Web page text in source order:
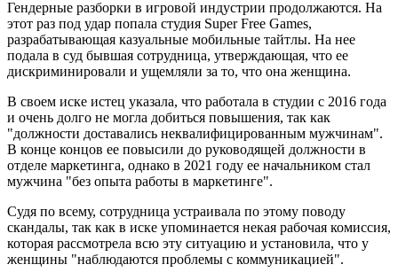
Гендерные разборки в игровой индустрии продолжаются. На
этот раз под удар попала студия Super Free Games,
разрабатывающая казуальные мобильные тайтлы. На нее
подала в суд бывшая сотрудница, утверждающая, что ее
дискриминировали и ущемляли за то, что она женщина.
В своем иске истец указала, что работала в студии с 2016 года
и очень долго не могла добиться повышения, так как
"должности доставались неквалифицированным мужчинам".
В конце концов ее повысили до руководящей должности в
отделе маркетинга, однако в 2021 году ее начальником стал
мужчина "без опыта работы в маркетинге".
Судя по всему, сотрудница устраивала по этому поводу
скандалы, так как в иске упоминается некая рабочая комиссия,
которая рассмотрела всю эту ситуацию и установила, что у
женщины "наблюдаются проблемы с коммуникацией".